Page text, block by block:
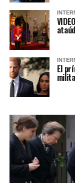
El